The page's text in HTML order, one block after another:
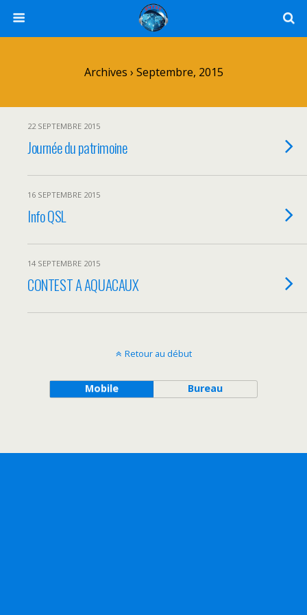
Archives › Septembre, 2015
22 SEPTEMBRE 2015
Journée du patrimoine
16 SEPTEMBRE 2015
Info QSL
14 SEPTEMBRE 2015
CONTEST A AQUACAUX
Retour au début
Mobile Bureau